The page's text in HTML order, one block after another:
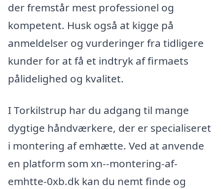
der fremstår mest professionel og
kompetent. Husk også at kigge på
anmeldelser og vurderinger fra tidligere
kunder for at få et indtryk af firmaets
pålidelighed og kvalitet.
I Torkilstrup har du adgang til mange
dygtige håndværkere, der er specialiseret
i montering af emhætte. Ved at anvende
en platform som xn--montering-af-
emhtte-0xb.dk kan du nemt finde og